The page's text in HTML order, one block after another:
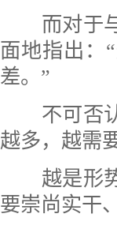
而对于与
面地指出：
差。”
不可否认
越多，越需
越是形势
要崇尚实干